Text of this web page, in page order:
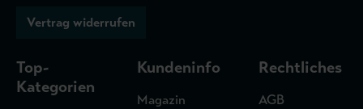
Vertrag widerrufen
Top-
Kategorien
Kundeninfo
Magazin
Rechtliches
AGB